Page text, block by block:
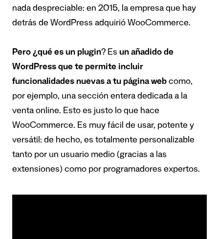
nada despreciable: en 2015, la empresa que hay
detrás de WordPress adquirió WooCommerce.
Pero ¿qué es un plugin? Es un añadido de
WordPress que te permite incluir
funcionalidades nuevas a tu página web como,
por ejemplo, una sección entera dedicada a la
venta online. Esto es justo lo que hace
WooCommerce. Es muy fácil de usar, potente y
versátil: de hecho, es totalmente personalizable
tanto por un usuario medio (gracias a las
extensiones) como por programadores expertos.